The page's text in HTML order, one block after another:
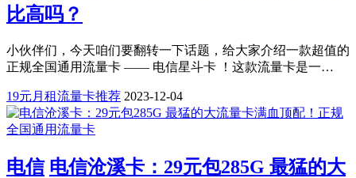
比高吗？
小伙伴们，今天咱们要翻转一下话题，给大家介绍一款超值的
正规全国通用流量卡 —— 电信星斗卡 ！这款流量卡是一…
19元月租流量卡推荐 2023-12-04
电信 电信沧溪卡：29元包285G 最猛的大